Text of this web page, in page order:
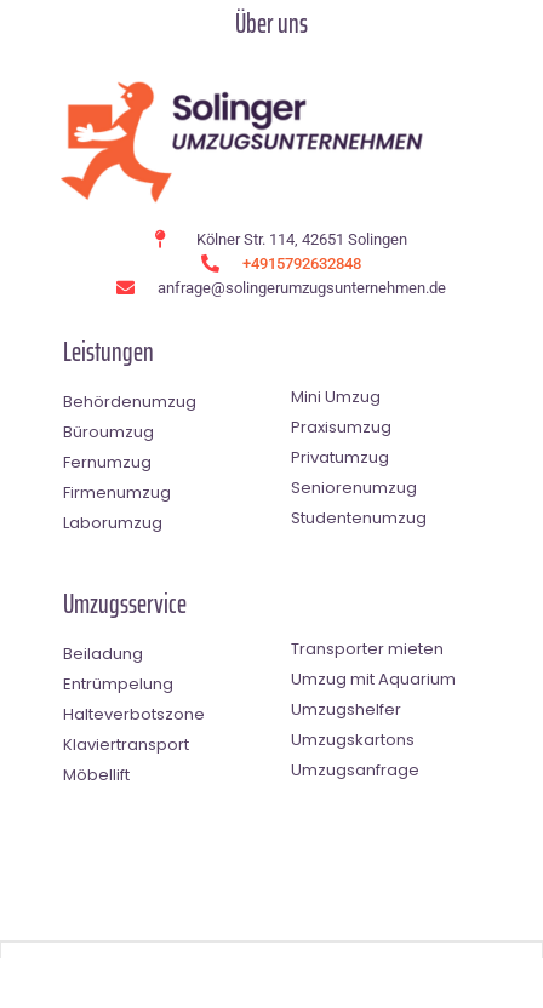
Über uns
Kölner Str. 114, 42651 Solingen
+4915792632848
anfrage@solingerumzugsunternehmen.de
Leistungen
Behördenumzug
Büroumzug
Fernumzug
Firmenumzug
Laborumzug
Mini Umzug
Praxisumzug
Privatumzug
Seniorenumzug
Studentenumzug
Umzugsservice
Beiladung
Entrümpelung
Halteverbotszone
Klaviertransport
Möbellift
Transporter mieten
Umzug mit Aquarium
Umzugshelfer
Umzugskartons
Umzugsanfrage